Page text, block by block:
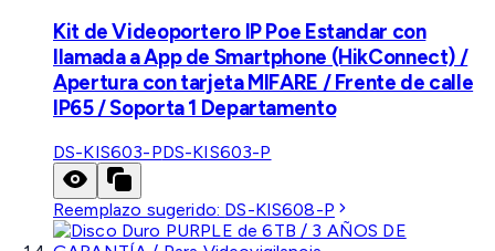
Kit de Videoportero IP Poe Estandar con
llamada a App de Smartphone (HikConnect) /
Apertura con tarjeta MIFARE / Frente de calle
IP65 / Soporta 1 Departamento
DS-KIS603-PDS-KIS603-P
Reemplazo sugerido: DS-KIS608-P